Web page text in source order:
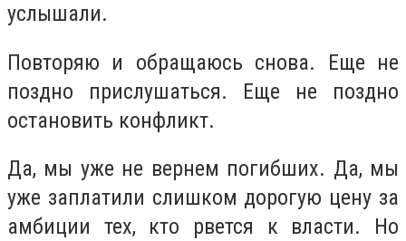
услышали.
Повторяю и обращаюсь снова. Еще не
поздно прислушаться. Еще не поздно
остановить конфликт.
Да, мы уже не вернем погибших. Да, мы
уже заплатили слишком дорогую цену за
амбиции тех, кто рвется к власти. Но